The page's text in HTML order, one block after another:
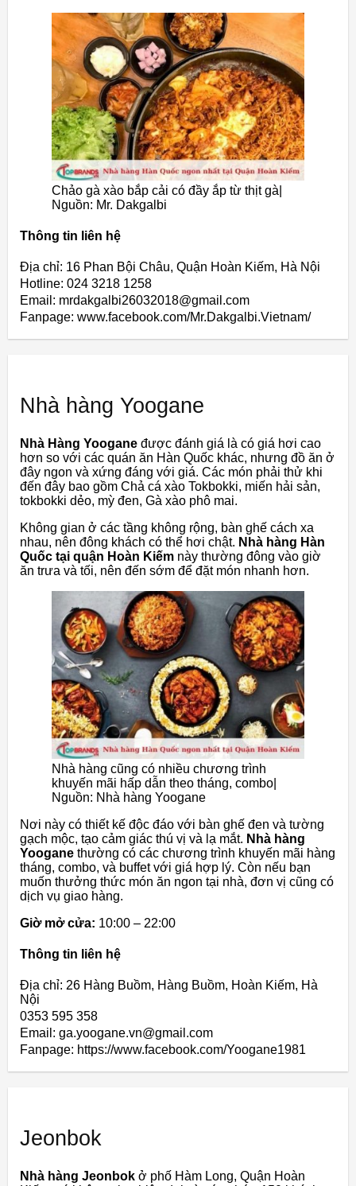
Chảo gà xào bắp cải có đầy ắp từ thịt gà|
Nguồn: Mr. Dakgalbi
Thông tin liên hệ
Địa chỉ: 16 Phan Bội Châu, Quận Hoàn Kiếm, Hà Nội
Hotline: 024 3218 1258
Email: mrdakgalbi26032018@gmail.com
Fanpage: www.facebook.com/Mr.Dakgalbi.Vietnam/
Nhà hàng Yoogane
Nhà Hàng Yoogane được đánh giá là có giá hơi cao
hơn so với các quán ăn Hàn Quốc khác, nhưng đồ ăn ở
đây ngon và xứng đáng với giá. Các món phải thử khi
đến đây bao gồm Chả cá xào Tokbokki, miến hải sản,
tokbokki dẻo, mỳ đen, Gà xào phô mai.
Không gian ở các tầng không rộng, bàn ghế cách xa
nhau, nên đông khách có thể hơi chật. Nhà hàng Hàn
Quốc tại quận Hoàn Kiếm này thường đông vào giờ
ăn trưa và tối, nên đến sớm để đặt món nhanh hơn.
Nhà hàng cũng có nhiều chương trình
khuyến mãi hấp dẫn theo tháng, combo|
Nguồn: Nhà hàng Yoogane
Nơi này có thiết kế độc đáo với bàn ghế đen và tường
gạch mộc, tạo cảm giác thú vị và lạ mắt. Nhà hàng
Yoogane thường có các chương trình khuyến mãi hàng
tháng, combo, và buffet với giá hợp lý. Còn nếu bạn
muốn thưởng thức món ăn ngon tại nhà, đơn vị cũng có
dịch vụ giao hàng.
Giờ mở cửa: 10:00 – 22:00
Thông tin liên hệ
Địa chỉ: 26 Hàng Buồm, Hàng Buồm, Hoàn Kiếm, Hà
Nội
0353 595 358
Email: ga.yoogane.vn@gmail.com
Fanpage: https://www.facebook.com/Yoogane1981
Jeonbok
Nhà hàng Jeonbok ở phố Hàm Long, Quận Hoàn